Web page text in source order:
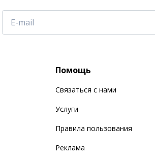
Помощь
Связаться с нами
Услуги
Правила пользования
Реклама